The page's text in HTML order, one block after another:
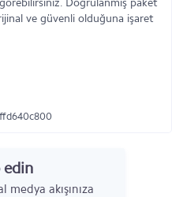
görebilirsiniz. Doğrulanmış paket
ve güvenli olduğuna işaret
edin
akışınıza